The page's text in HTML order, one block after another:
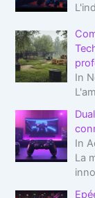
In
In
La